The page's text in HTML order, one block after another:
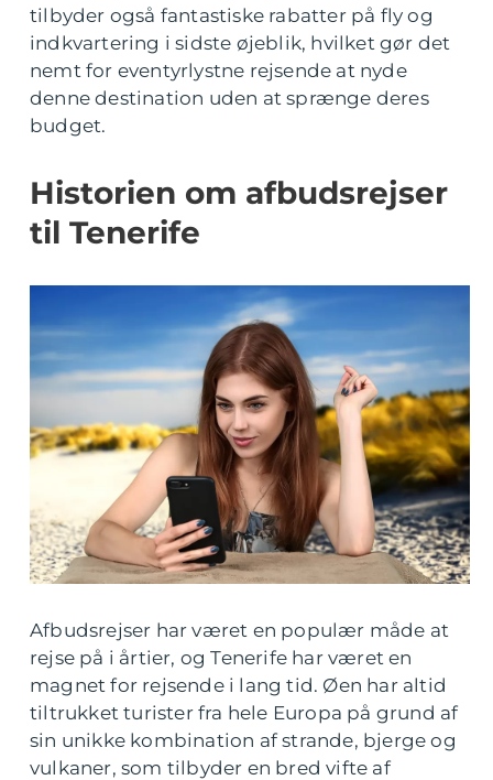
tilbyder også fantastiske rabatter på fly og
indkvartering i sidste øjeblik, hvilket gør det
nemt for eventyrlystne rejsende at nyde
denne destination uden at sprænge deres
budget.
Historien om afbudsrejser
til Tenerife
Afbudsrejser har været en populær måde at
rejse på i årtier, og Tenerife har været en
magnet for rejsende i lang tid. Øen har altid
tiltrukket turister fra hele Europa på grund af
sin unikke kombination af strande, bjerge og
vulkaner, som tilbyder en bred vifte af